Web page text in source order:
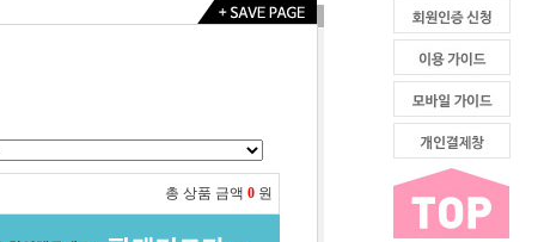
총 상품 금액 0 원